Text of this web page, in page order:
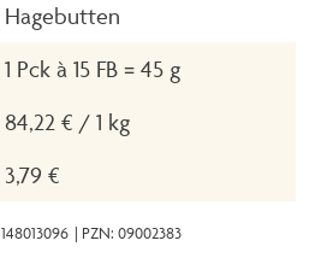
Hagebutten
1 Pck à 15 FB = 45 g
84,22 € / 1 kg
3,79 €
| PZN: 09002383